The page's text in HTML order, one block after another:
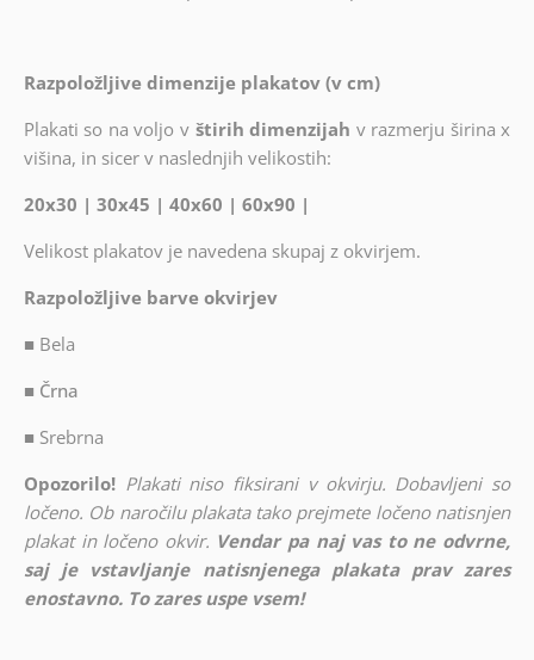
Razpoložljive dimenzije plakatov (v cm)
Plakati so na voljo v štirih dimenzijah v razmerju širina x
višina, in sicer v naslednjih velikostih:
20x30 | 30x45 | 40x60 | 60x90 |
Velikost plakatov je navedena skupaj z okvirjem.
Razpoložljive barve okvirjev
■ Bela
■ Črna
■ Srebrna
Opozorilo! Plakati niso fiksirani v okvirju. Dobavljeni so
ločeno. Ob naročilu plakata tako prejmete ločeno natisnjen
plakat in ločeno okvir. Vendar pa naj vas to ne odvrne,
saj je vstavljanje natisnjenega plakata prav zares
enostavno. To zares uspe vsem!